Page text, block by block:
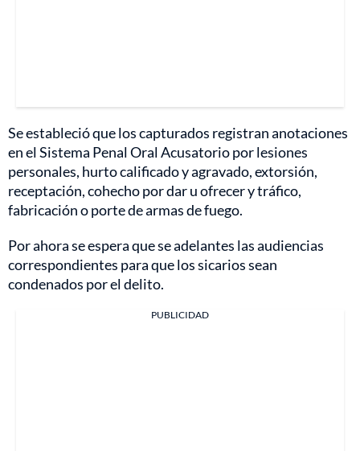
Se estableció que los capturados registran anotaciones
en el Sistema Penal Oral Acusatorio por lesiones
personales, hurto calificado y agravado, extorsión,
receptación, cohecho por dar u ofrecer y tráfico,
fabricación o porte de armas de fuego.
Por ahora se espera que se adelantes las audiencias
correspondientes para que los sicarios sean
condenados por el delito.
PUBLICIDAD